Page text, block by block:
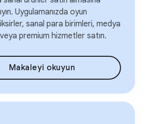
Uygulamanızda oyun
sanal para birimleri, medya
premium hizmetler satın.
Makaleyi okuyun